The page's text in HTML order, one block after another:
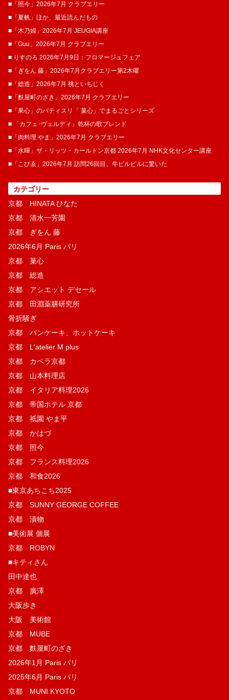
■「照今」2026年7月 クラブエリー
■「夏帆」ほか、最近読んだもの
■「木乃婦」2026年7月 JEUGIA講座
■「Guu」2026年7月 クラブエリー
■ りすのろ 2026年7月9日：フロマージュフェア
■「ぎをん 藤」2026年7月クラブエリー第2木曜
■「総造」2026年7月 桃といちじく
■「麩屋町のざき」2026年7月 クラブエリー
■「果心」のパティスリ「 菓​心」でまるごとシリーズ
■ 「カフェ･ヴェルディ」乾杯の歌ブレンド
■「肉料理 やま」2026年7月 クラブエリー
■「水暉」ザ・リッツ・カールトン京都 2026年7月 NHK文化センター講座
■「こぴゑ」2026年7月 訪問26回目、牛ピルピルに驚いた
カテゴリー
京都 HINATA ひなた
京都 清水一芳園
京都 ぎをん 藤
2026年6月 Paris パリ
京都 菓​心
京都 総造
京都 アシエット デセール
京都 田淵薬膳研究所
骨折騒ぎ
京都 パンケーキ、ホットケーキ
京都 L'atelier M plus
京都 カペラ京都
京都 山本料理店
京都 イタリア料理2026
京都 帝国ホテル 京都
京都 祇園 やま平
京都 かはづ
京都 照今
京都 フランス料理2026
京都 和食2026
■東京あちこち2025
京都 SUNNY GEORGE COFFEE
京都 漬物
■美術展 個展
京都 ROBYN
■キティさん
田中達也
京都 廣澤
大阪歩き
大阪 美術館
京都 MUBE
京都 麩屋町のざき
2026年1月 Paris パリ
2025年6月 Paris パリ
京都 MUNI KYOTO